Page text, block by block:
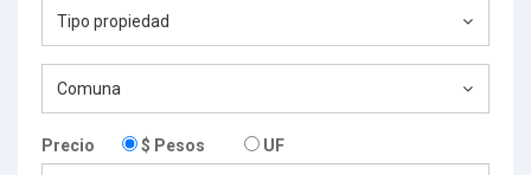
Tipo propiedad
Comuna
Precio $ Pesos UF